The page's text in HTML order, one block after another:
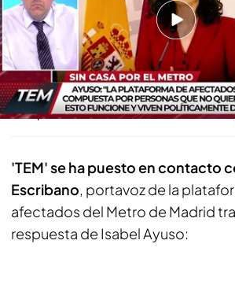
Alejandro Escribano conecta
'TEM' para hablar sobre las
Compartir
'TEM' se ha puesto en contacto
Escribano, portavoz de la
afectados del Metro de Madrid
respuesta de Isabel Ayuso: